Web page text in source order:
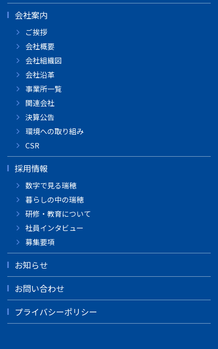
会社案内
ご挨拶
会社概要
会社組織図
会社沿革
事業所一覧
関連会社
決算公告
環境への取り組み
CSR
採用情報
数字で見る瑞穂
暮らしの中の瑞穂
研修・教育について
社員インタビュー
募集要項
お知らせ
お問い合わせ
プライバシーポリシー